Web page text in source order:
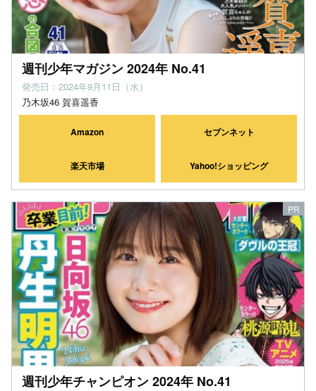
週刊少年マガジン 2024年 No.41
発売日：2024年9月11日（水）
乃木坂46 賀喜遥香
Amazon セブンネット
楽天市場 Yahoo!ショッピング
週刊少年チャンピオン 2024年 No.41